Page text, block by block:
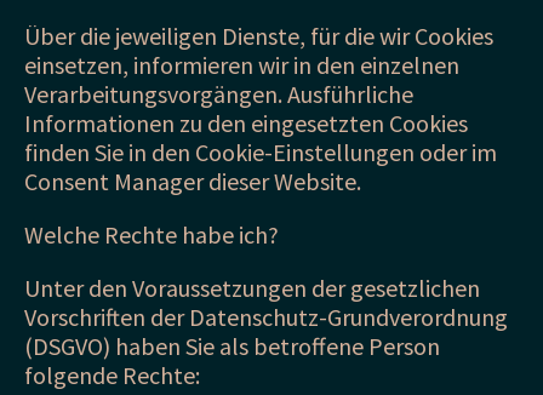
Über die jeweiligen Dienste, für die wir Cookies
einsetzen, informieren wir in den einzelnen
Verarbeitungsvorgängen. Ausführliche
Informationen zu den eingesetzten Cookies
finden Sie in den Cookie-Einstellungen oder im
Consent Manager dieser Website.
Welche Rechte habe ich?
Unter den Voraussetzungen der gesetzlichen
Vorschriften der Datenschutz-Grundverordnung
(DSGVO) haben Sie als betroffene Person
folgende Rechte: